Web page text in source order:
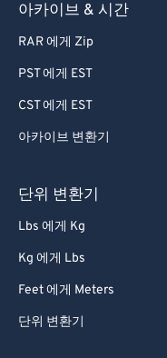
아카이브 & 시간
RAR 에게 Zip
PST 에게 EST
CST 에게 EST
아카이브 변환기
단위 변환기
Lbs 에게 Kg
Kg 에게 Lbs
Feet 에게 Meters
단위 변환기